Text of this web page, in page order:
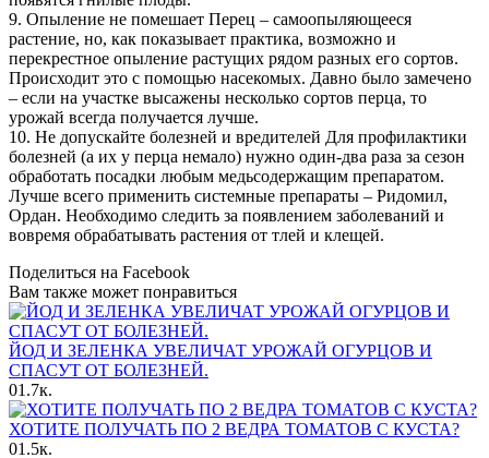
9. Опыление не помешает Перец – самоопыляющееся
растение, но, как показывает практика, возможно и
перекрестное опыление растущих рядом разных его сортов.
Происходит это с помощью насекомых. Давно было замечено
– если на участке высажены несколько сортов перца, то
урожай всегда получается лучше.
10. Не допускайте болезней и вредителей Для профилактики
болезней (а их у перца немало) нужно один-два раза за сезон
обработать посадки любым медьсодержащим препаратом.
Лучше всего применить системные препараты – Ридомил,
Ордан. Необходимо следить за появлением заболеваний и
вовремя обрабатывать растения от тлей и клещей.
Поделиться на Facebook
Вам также может понравиться
ЙОД И ЗЕЛЕНКА УВЕЛИЧАТ УРОЖАЙ ОГУРЦОВ И
СПАСУТ ОТ БОЛЕЗНЕЙ.
01.7к.
ХОТИТЕ ПОЛУЧАТЬ ПО 2 ВЕДРА ТОМАТОВ С КУСТА?
01.5к.